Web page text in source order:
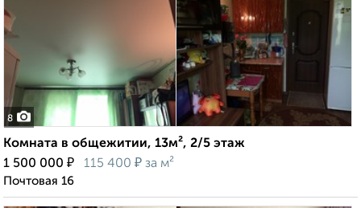
8
Комната в общежитии, 13м², 2/5 этаж
1 500 000 ₽ 115 400 ₽ за м²
Почтовая 16